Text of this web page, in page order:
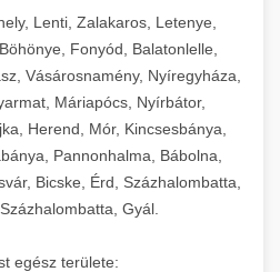
Lenti, Zalakaros, Letenye,
Fonyód, Balatonlelle,
Vásárosnamény, Nyíregyháza,
Máriapócs, Nyírbátor,
Herend, Mór, Kincsesbánya,
Pannonhalma, Bábolna,
Bicske, Érd, Százhalombatta,
Gyál.
egész területe: